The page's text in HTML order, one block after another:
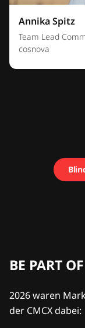
Annika Spitz
Team Lead
cosnova
BE PART
2026 waren
der CMCX dabei: